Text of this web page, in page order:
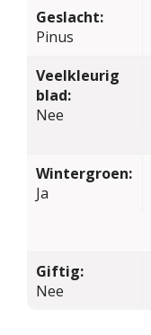
Geslacht:
Pinus
Veelkleurig
blad:
Nee
Wintergroen:
Ja
Giftig:
Nee